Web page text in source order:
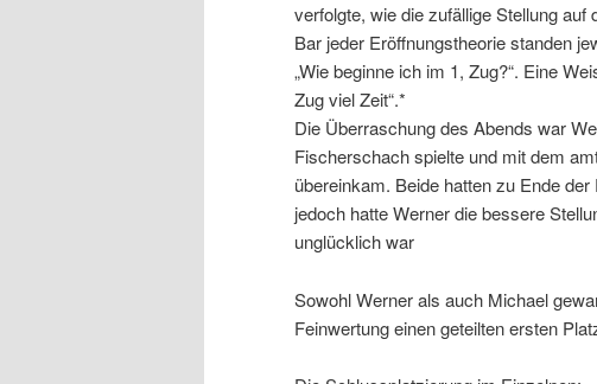
verfolgte, wie die zufällige Stellung auf
Bar jeder Eröffnungstheorie standen
„Wie beginne ich im 1, Zug?“. Eine
Zug viel Zeit“.*
Die Überraschung des Abends war
Fischerschach spielte und mit dem
übereinkam. Beide hatten zu Ende
jedoch hatte Werner die bessere
unglücklich war
Sowohl Werner als auch Michael
Feinwertung einen geteilten ersten